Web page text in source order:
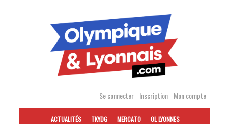
Se connecter Inscription Mon compte
ACTUALITÉS TKYDG MERCATO OL LYONNES